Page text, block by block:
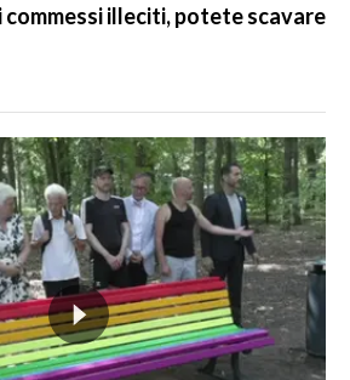
commessi illeciti, potete scavare